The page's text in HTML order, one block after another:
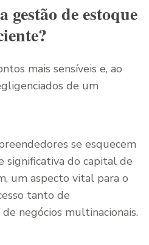
gestão de estoque
mais sensíveis e, ao
de um
se esquecem
significativa do capital de
um aspecto vital para o
tanto de
negócios multinacionais.